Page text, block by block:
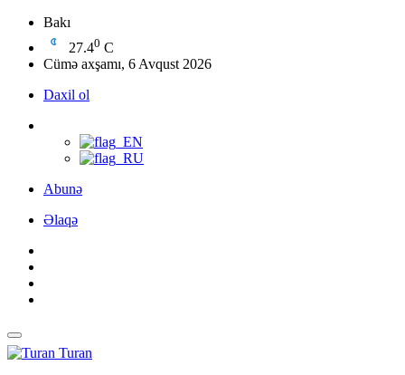
Bakı
27.40 C
Cümə axşamı, 6 Avqust 2026
Daxil ol
Abunə
Əlaqə
Turan